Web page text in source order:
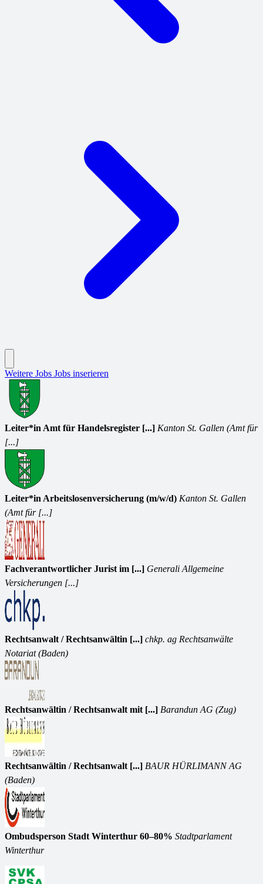
Weitere Jobs Jobs inserieren
Leiter*in Amt für Handelsregister [...] Kanton St. Gallen (Amt für
[...]
Leiter*in Arbeitslosenversicherung (m/w/d) Kanton St. Gallen
(Amt für [...]
Fachverantwortlicher Jurist im [...] Generali Allgemeine
Versicherungen [...]
Rechtsanwalt / Rechtsanwältin [...] chkp. ag Rechtsanwälte
Notariat (Baden)
Rechtsanwältin / Rechtsanwalt mit [...] Barandun AG (Zug)
Rechtsanwältin / Rechtsanwalt [...] BAUR HÜRLIMANN AG
(Baden)
Ombudsperson Stadt Winterthur 60–80% Stadtparlament
Winterthur